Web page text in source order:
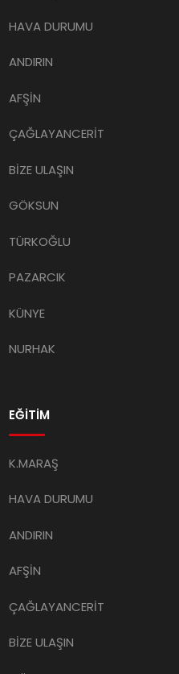
HAVA DURUMU
ANDIRIN
AFŞİN
ÇAĞLAYANCERİT
BİZE ULAŞIN
GÖKSUN
TÜRKOĞLU
PAZARCIK
KÜNYE
NURHAK
EĞİTİM
K.MARAŞ
HAVA DURUMU
ANDIRIN
AFŞİN
ÇAĞLAYANCERİT
BİZE ULAŞIN